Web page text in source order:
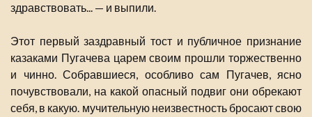
здравствовать... — и выпили.
Этот первый заздравный тост и публичное признание
казаками Пугачева царем своим прошли торжественно
и чинно. Собравшиеся, особливо сам Пугачев, ясно
почувствовали, на какой опасный подвиг они обрекают
себя, в какую. мучительную неизвестность бросают свою